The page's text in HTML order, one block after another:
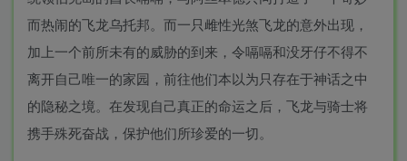
而热闹的飞龙乌托邦。而一只雌性光煞飞龙的意外出现，
加上一个前所未有的威胁的到来，令嗝嗝和没牙仔不得不
离开自己唯一的家园，前往他们本以为只存在于神话之中
的隐秘之境。在发现自己真正的命运之后，飞龙与骑士将
携手殊死奋战，保护他们所珍爱的一切。